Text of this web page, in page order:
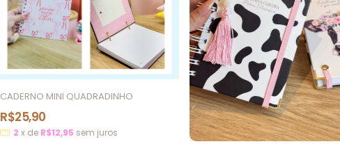
CADERNO MINI QUADRADINHO
R$25,90
2 x de R$12,95 sem juros